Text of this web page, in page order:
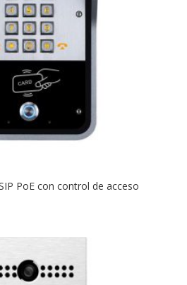
PoE con control de acceso